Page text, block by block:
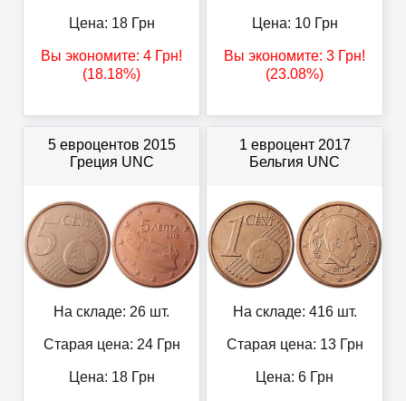
Цена: 18Грн
Вы экономите: 4 Грн!
(18.18%)
Цена: 10Грн
Вы экономите: 3 Грн!
(23.08%)
5 евроцентов 2015
Греция UNC
На складе: 26 шт.
Старая цена: 24Грн
Цена: 18Грн
1 евроцент 2017
Бельгия UNC
На складе: 416 шт.
Старая цена: 13Грн
Цена: 6 Грн